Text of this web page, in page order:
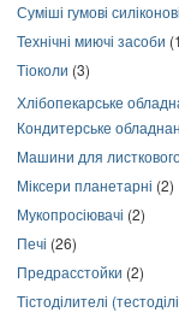
Суміші гумові силіконові
Технічні миючі засоби
Тіоколи (3)
Хлібопекарське
Кондитерське
Машини для
Міксери планетарні (2)
Мукопросіювачі (2)
Печі (26)
Предрасстойки (2)
Тістоділителі